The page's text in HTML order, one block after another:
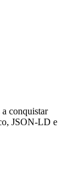
conquistar
JSON-LD e